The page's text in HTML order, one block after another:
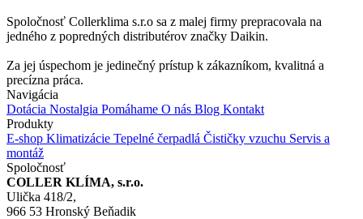
Spoločnosť Collerklima s.r.o sa z malej firmy prepracovala na
jedného z popredných distributérov značky Daikin.
Za jej úspechom je jedinečný prístup k zákazníkom, kvalitná a
precízna práca.
Navigácia
Dotácia Nostalgia Pomáhame O nás Blog Kontakt
Produkty
E-shop Klimatizácie Tepelné čerpadlá Čističky vzuchu Servis a
montáž
Spoločnosť
COLLER KLÍMA, s.r.o.
Ulička 418/2,
966 53 Hronský Beňadik